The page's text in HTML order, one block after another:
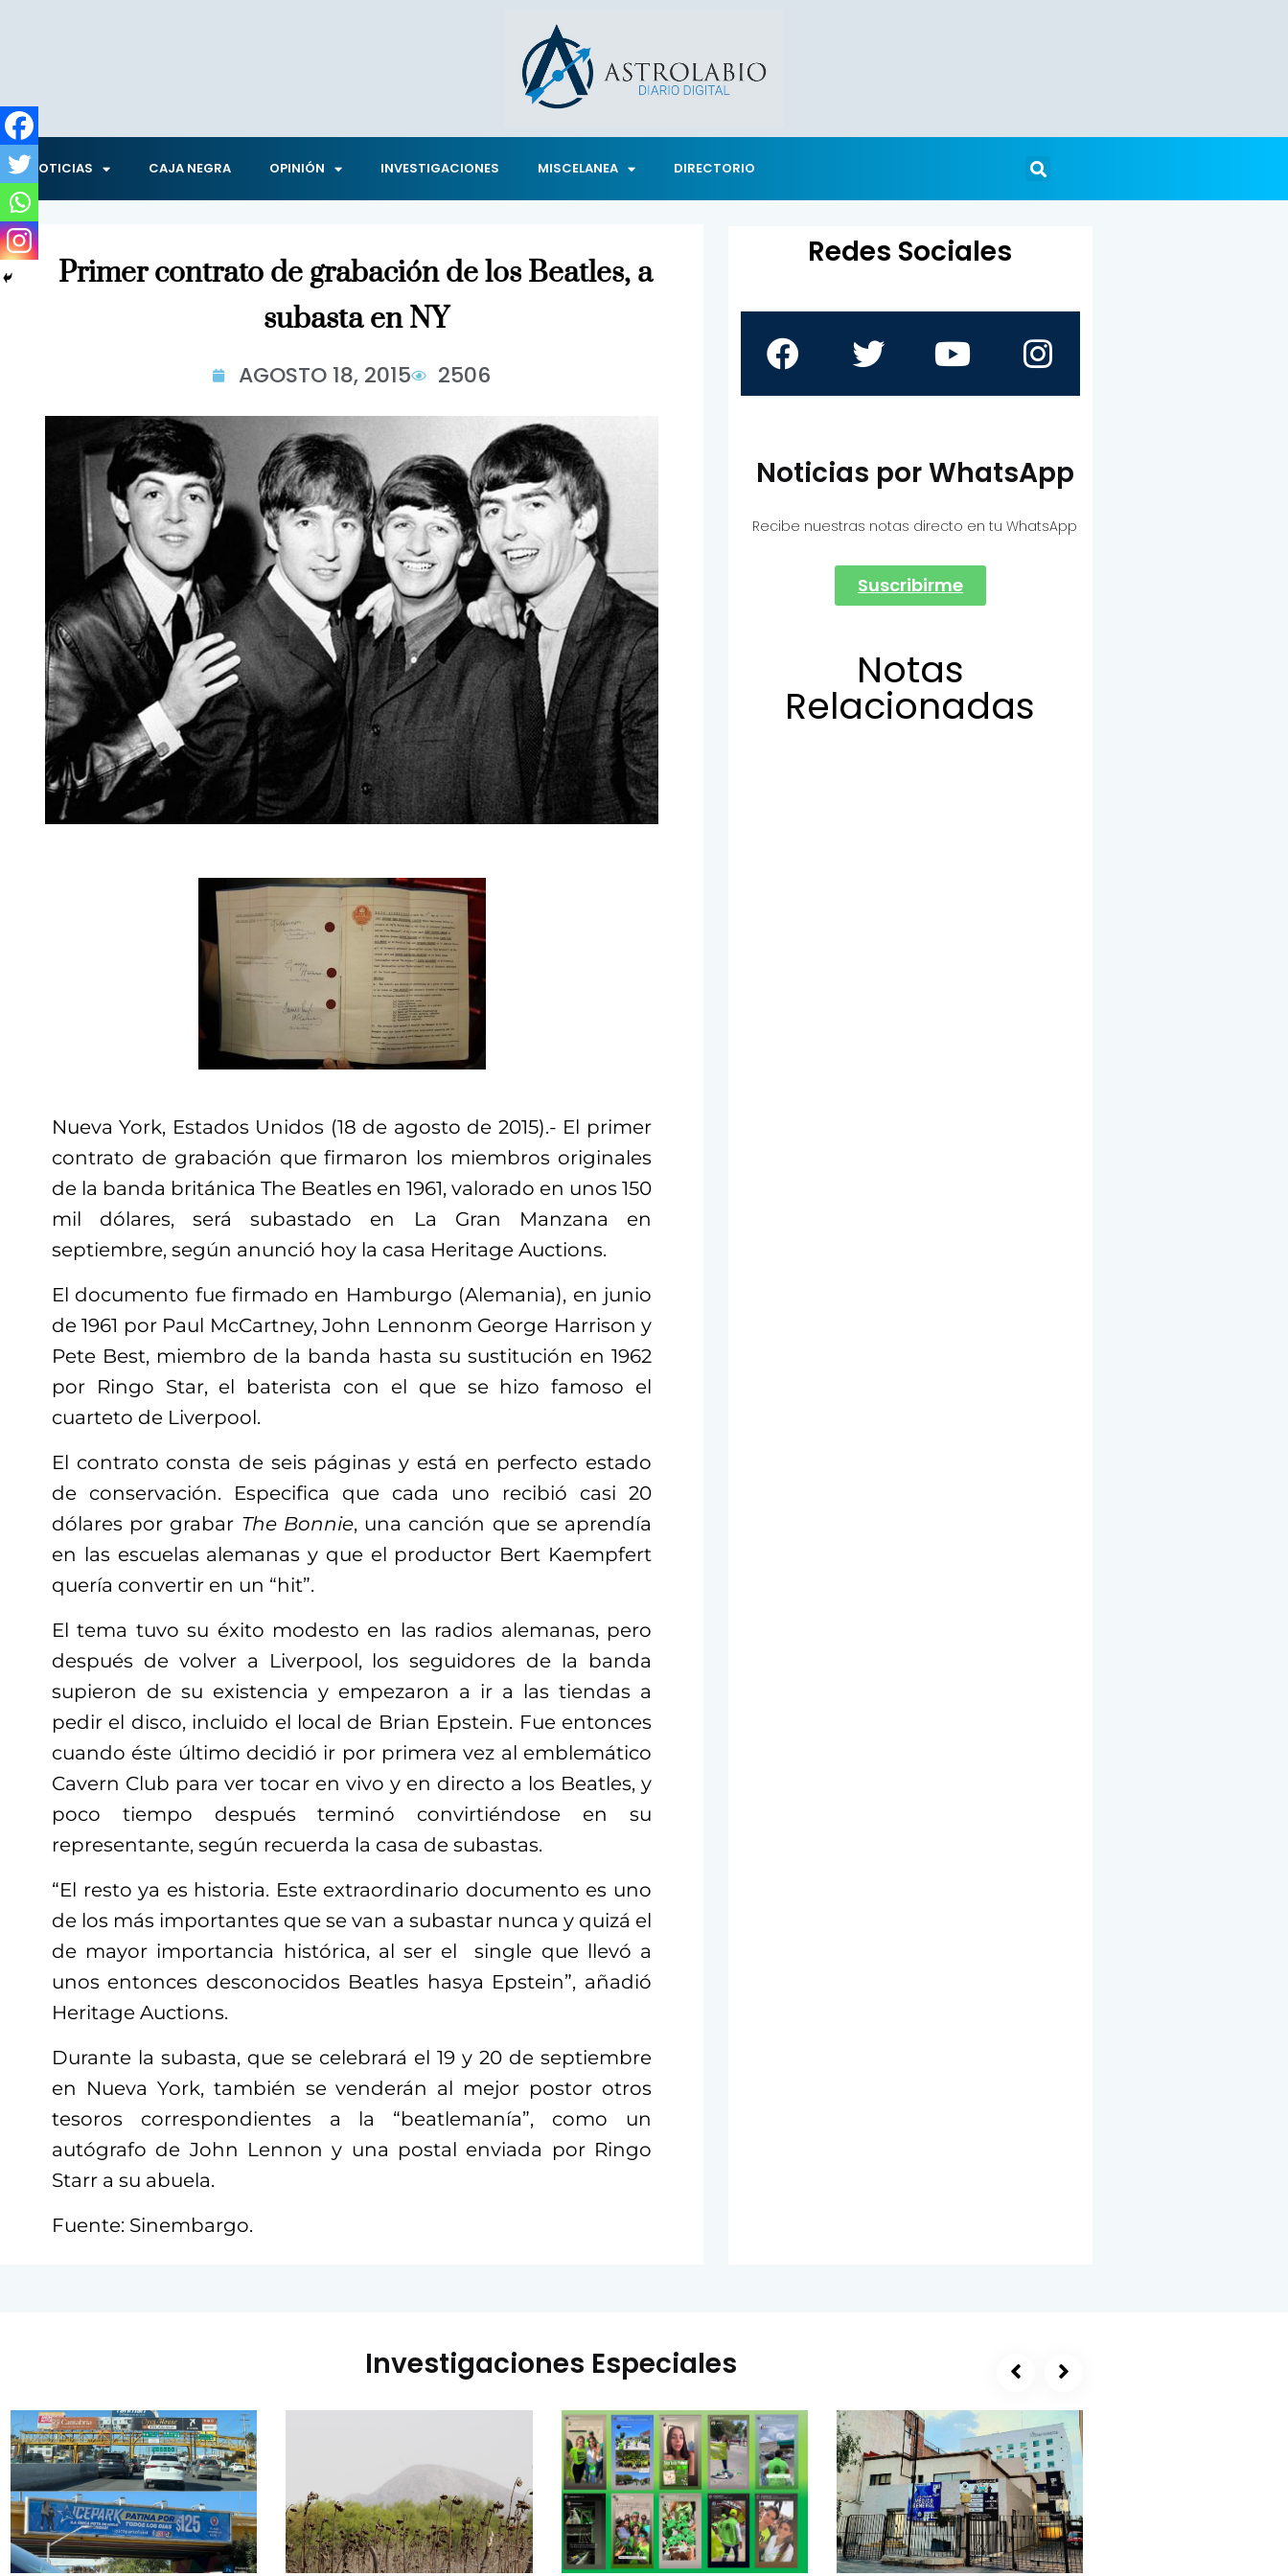
NOTICIAS CAJA NEGRA OPINIÓN INVESTIGACIONES MISCELANEA DIRECTORIO
Primer contrato de grabación de los Beatles, a
subasta en NY
AGOSTO 18, 2015 2506
Nueva York, Estados Unidos (18 de agosto de 2015).- El primer
contrato de grabación que firmaron los miembros originales
de la banda británica The Beatles en 1961, valorado en unos 150
mil dólares, será subastado en La Gran Manzana en
septiembre, según anunció hoy la casa Heritage Auctions.
El documento fue firmado en Hamburgo (Alemania), en junio
de 1961 por Paul McCartney, John Lennonm George Harrison y
Pete Best, miembro de la banda hasta su sustitución en 1962
por Ringo Star, el baterista con el que se hizo famoso el
cuarteto de Liverpool.
El contrato consta de seis páginas y está en perfecto estado
de conservación. Especifica que cada uno recibió casi 20
dólares por grabar The Bonnie, una canción que se aprendía
en las escuelas alemanas y que el productor Bert Kaempfert
quería convertir en un “hit”.
El tema tuvo su éxito modesto en las radios alemanas, pero
después de volver a Liverpool, los seguidores de la banda
supieron de su existencia y empezaron a ir a las tiendas a
pedir el disco, incluido el local de Brian Epstein. Fue entonces
cuando éste último decidió ir por primera vez al emblemático
Cavern Club para ver tocar en vivo y en directo a los Beatles, y
poco tiempo después terminó convirtiéndose en su
representante, según recuerda la casa de subastas.
“El resto ya es historia. Este extraordinario documento es uno
de los más importantes que se van a subastar nunca y quizá el
de mayor importancia histórica, al ser el single que llevó a
unos entonces desconocidos Beatles hasya Epstein”, añadió
Heritage Auctions.
Durante la subasta, que se celebrará el 19 y 20 de septiembre
en Nueva York, también se venderán al mejor postor otros
tesoros correspondientes a la “beatlemanía”, como un
autógrafo de John Lennon y una postal enviada por Ringo
Starr a su abuela.
Fuente: Sinembargo.
Redes Sociales
Noticias por WhatsApp
Recibe nuestras notas directo en tu WhatsApp
Suscribirme
Notas
Relacionadas
Investigaciones Especiales